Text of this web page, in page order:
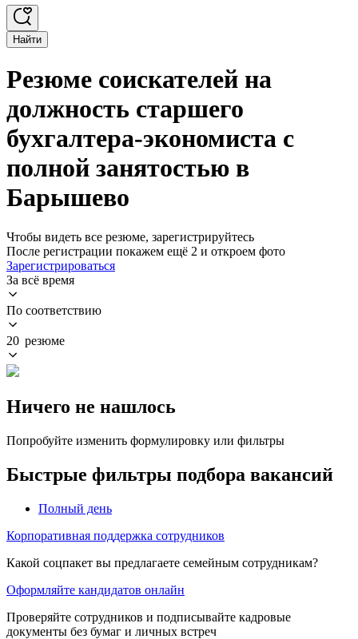
Найти
Резюме соискателей на
должность старшего
бухгалтера-экономиста с
полной занятостью в
Барышево
Чтобы видеть все резюме, зарегистрируйтесь
После регистрации покажем ещё 2 и откроем фото
Зарегистрироваться
За всё время
По соответствию
20 резюме
Ничего не нашлось
Попробуйте изменить формулировку или фильтры
Быстрые фильтры подбора вакансий
Полный день
Корпоративная поддержка сотрудников
Какой соцпакет вы предлагаете семейным сотрудникам?
Оформляйте кандидатов онлайн
Проверяйте сотрудников и подписывайте кадровые
документы без бумаг и личных встреч